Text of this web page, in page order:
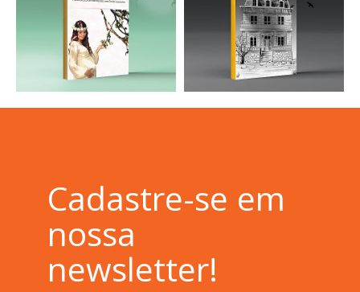
Cadastre-se em
nossa
newsletter!